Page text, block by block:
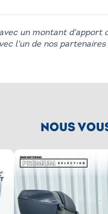
Pro
un montant d'apport
l'un de nos
NOUS